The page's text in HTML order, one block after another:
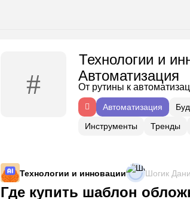
Технологии и
Автоматизация
От рутины к
Автоматизация
Инструменты
Тренды
Технологии и инновации Шогик
Где купить шаблон